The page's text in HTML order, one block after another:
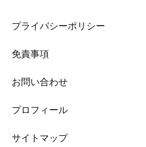
プライバシーポリシー
免責事項
お問い合わせ
プロフィール
サイトマップ